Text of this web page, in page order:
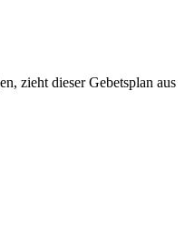
zieht dieser Gebetsplan aus